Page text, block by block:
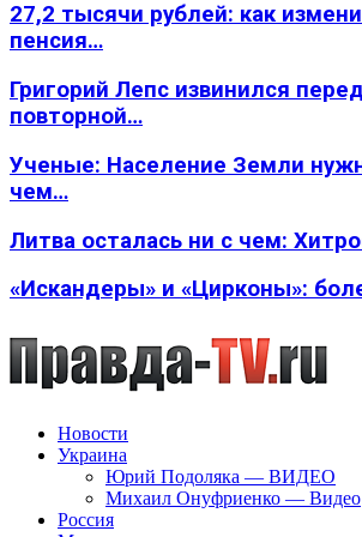
27,2 тысячи рублей: как
пенсия…
Григорий Лепс извинился
повторной…
Ученые: Население Земли
чем…
Литва осталась ни с чем:
«Искандеры» и «Цирконы»:
Новости
Украина
Юрий Подоляка — ВИДЕО
Михаил Онуфриенко — Видео
Россия